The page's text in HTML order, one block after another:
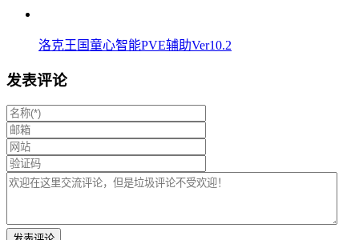
洛克王国童心智能PVE辅助Ver10.2
发表评论